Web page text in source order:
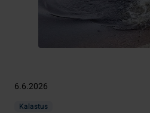
6.6.2026
Kalastus